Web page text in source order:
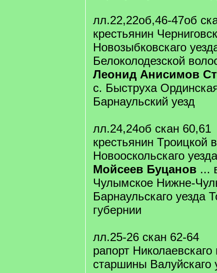
лл.22,22об,46-47об
крестьянин
Новозыбковскаго
Белоколодезской
Леонид Анисимов
с. Быструха
Барнаульский уезд
лл.24,24об скан 60,61
крестьянин Троицкой
Новооскольскаго
Мойсеев Буцанов ...
Чулымское Нижне-
Барнаульскаго уезда
губернии
лл.25-26 скан 62-64
рапорт Николаевскаго
старшины Валуйскаго